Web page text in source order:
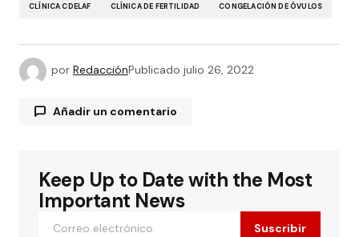
CLÍNICA CDELAF CLÍNICA DE FERTILIDAD CONGELACIÓN DE ÓVULOS
por RedacciónPublicado julio 26, 2022
Añadir un comentario
Tu dirección de correo electrónico no será
publicada.Los campos obligatorios están
marcados con*
Keep Up to Date with the Most
Important News
Suscribir